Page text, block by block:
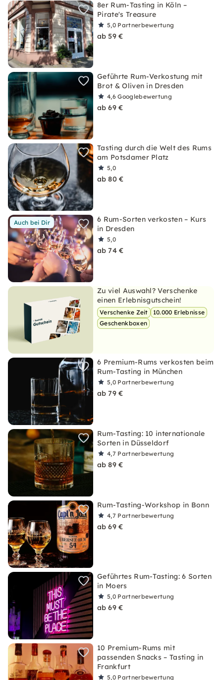
8er Rum-Tasting in Köln –
Pirate's Treasure
5,0 Partnerbewertung
ab 59 €
Geführte Rum-Verkostung mit
Brot & Oliven in Dresden
4,6Googlebewertung
ab 69 €
Tasting durch die Welt des Rums
am Potsdamer Platz
5,0
ab 80 €
Auch bei Dir
6 Rum-Sorten verkosten – Kurs
in Dresden
5,0
ab 74 €
Zu viel Auswahl? Verschenke
einen Erlebnisgutschein!
Verschenke Zeit
10.000 Erlebnisse
Geschenkboxen
6 Premium-Rums verkosten beim
Rum-Tasting in München
5,0 Partnerbewertung
ab 79 €
Rum-Tasting: 10 internationale
Sorten in Düsseldorf
4,7 Partnerbewertung
ab 89 €
Rum-Tasting-Workshop in Bonn
4,7 Partnerbewertung
ab 69 €
Geführtes Rum-Tasting: 6 Sorten
in Moers
5,0 Partnerbewertung
ab 69 €
10 Premium-Rums mit
passenden Snacks – Tasting in
Frankfurt
5,0 Partnerbewertung